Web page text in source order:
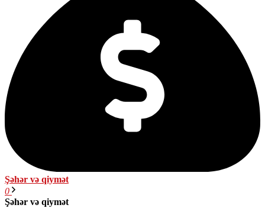
Şəhər və qiymət
0
Şəhər və qiymət